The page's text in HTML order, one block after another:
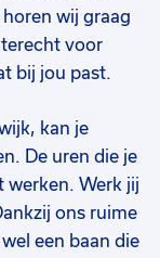
p.u.
wij graag
voor
bij jou past.
kan je
De uren die je
werken. Werk jij
ons ruime
een baan die